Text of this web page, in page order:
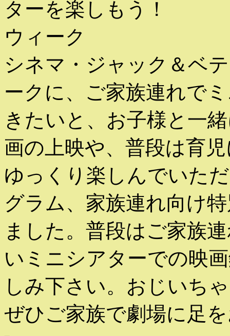
シネマ・ジャック＆ベ
ークに、ご家族連れで
きたいと、お子様と一
画の上映や、普段は育
ゆっくり楽しんでいた
グラム、家族連れ向け
ました。普段はご家族
いミニシアターでの映
しみ下さい。おじいち
ぜひご家族で劇場に足